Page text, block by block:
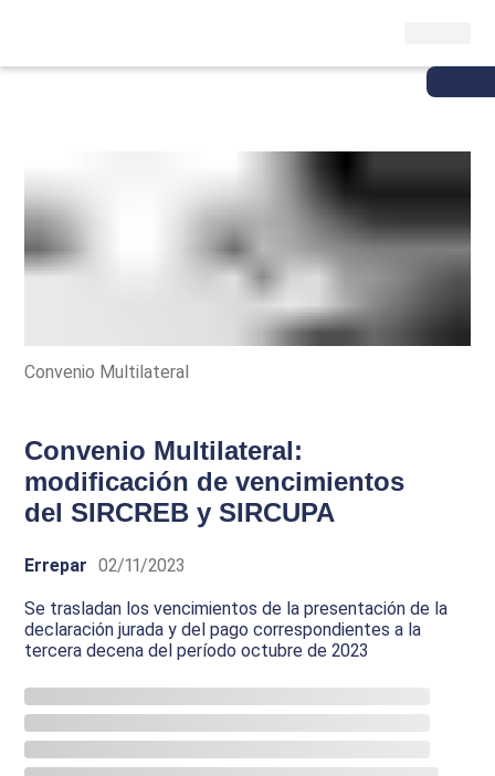
Convenio Multilateral
Convenio Multilateral:
modificación de vencimientos
del SIRCREB y SIRCUPA
Errepar 02/11/2023
Se trasladan los vencimientos de la presentación de la
declaración jurada y del pago correspondientes a la
tercera decena del período octubre de 2023